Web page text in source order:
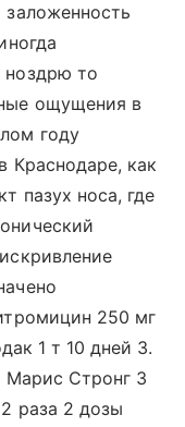
ноздрю то
ощущения в
году
Краснодаре, как
пазух носа, где
250 мг
1 т 10 дней 3.
Марис Стронг 3
раза 2 дозы